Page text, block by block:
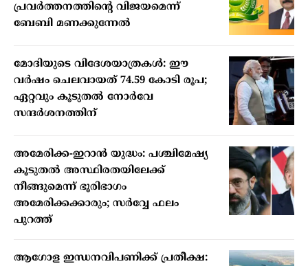
പ്രവര്‍ത്തനത്തിന്റെ വിജയമെന്ന്
ബേബി മണക്കുന്നേല്‍
മോദിയുടെ വിദേശയാത്രകൾ: ഈ
വർഷം ചെലവായത് 74.59 കോടി രൂപ;
ഏറ്റവും കൂടുതൽ നോർവേ
സന്ദർശനത്തിന്
അമേരിക്ക-ഇറാൻ യുദ്ധം: പശ്ചിമേഷ്യ
കൂടുതൽ അസ്ഥിരതയിലേക്ക്
നീങ്ങുമെന്ന് ഭൂരിഭാഗം
അമേരിക്കക്കാരും; സർവ്വേ ഫലം
പുറത്ത്
ആഗോള ഇന്ധനവിപണിക്ക് പ്രതീക്ഷ: